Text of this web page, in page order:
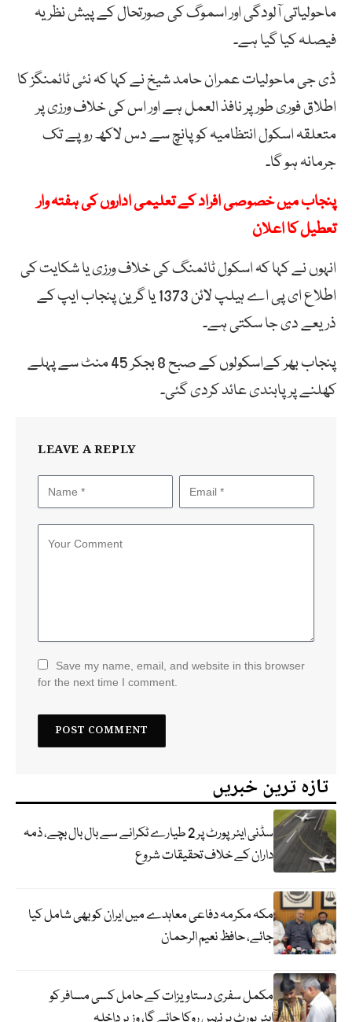
ماحولیاتی آلودگی اور اسموگ کی صورتحال کے پیش نظر یہ
فیصلہ کیا گیا ہے۔
ڈی جی ماحولیات عمران حامد شیخ نے کہا کہ نئی ٹائمنگز کا
اطلاق فوری طور پر نافذ العمل ہے اور اس کی خلاف ورزی پر
متعلقہ اسکول انتظامیہ کو پانچ سے دس لاکھ روپے تک
جرمانہ ہو گا۔
پنجاب میں خصوصی افراد کے تعلیمی اداروں کی ہفتہ وار
تعطیل کا اعلان
انہوں نے کہا کہ اسکول ٹائمنگ کی خلاف ورزی یا شکایت کی
اطلاع ای پی اے ہیلپ لائن 1373 یا گرین پنجاب ایپ کے
ذریعے دی جا سکتی ہے۔
پنجاب بھر کےاسکولوں کے صبح 8 بجکر 45 منٹ سے پہلے
کھلنے پر پابندی عائد کردی گئی۔
LEAVE A REPLY
Save my name, email, and website in this browser
for the next time I comment.
تازہ ترین خبریں
سڈنی ایئرپورٹ پر 2 طیارے ٹکرانے سے بال بال بچے، ذمہ
داران کے خلاف تحقیقات شروع
مکہ مکرمہ دفاعی معاہدے میں ایران کو بھی شامل کیا
جائے، حافظ نعیم الرحمان
مکمل سفری دستاویزات کے حامل کسی مسافر کو